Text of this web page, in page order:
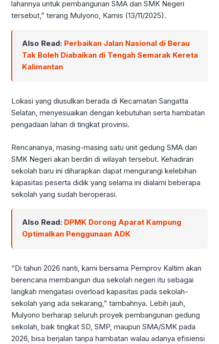
lahannya untuk pembangunan SMA dan SMK Negeri
tersebut,” terang Mulyono, Kamis (13/11/2025).
Also Read: Perbaikan Jalan Nasional di Berau
Tak Boleh Diabaikan di Tengah Semarak Kereta
Kalimantan
Lokasi yang diusulkan berada di Kecamatan Sangatta
Selatan, menyesuaikan dengan kebutuhan serta hambatan
pengadaan lahan di tingkat provinsi.
Rencananya, masing-masing satu unit gedung SMA dan
SMK Negeri akan berdiri di wilayah tersebut. Kehadiran
sekolah baru ini diharapkan dapat mengurangi kelebihan
kapasitas peserta didik yang selama ini dialami beberapa
sekolah yang sudah beroperasi.
Also Read: DPMK Dorong Aparat Kampung
Optimalkan Penggunaan ADK
“Di tahun 2026 nanti, kami bersama Pemprov Kaltim akan
berencana membangun dua sekolah negeri itu sebagai
langkah mengatasi overload kapasitas pada sekolah-
sekolah yang ada sekarang,” tambahnya. Lebih jauh,
Mulyono berharap seluruh proyek pembangunan gedung
sekolah, baik tingkat SD, SMP, maupun SMA/SMK pada
2026, bisa berjalan tanpa hambatan walau adanya efisiensi